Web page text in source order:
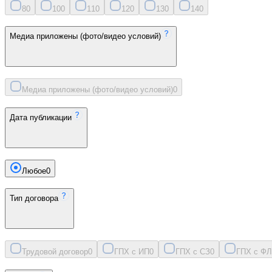
80 100 11 0 120 130 140
Медиа приложены (фото/видео условий)
Медиа приложены (фото/видео условий)0
Дата публикации
Любое0
Тип договора
Трудовой договор0 ГПХ с ИП0 ГПХ с СЗ0 ГПХ с ФЛ